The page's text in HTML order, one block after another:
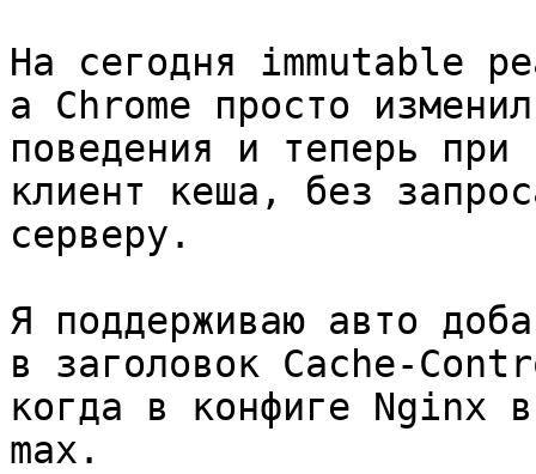
На сегодня immutable
а Chrome просто
поведения и теперь при
клиент кеша, без
серверу.
Я поддерживаю авто
в заголовок Cache-
когда в конфиге Nginx
max.